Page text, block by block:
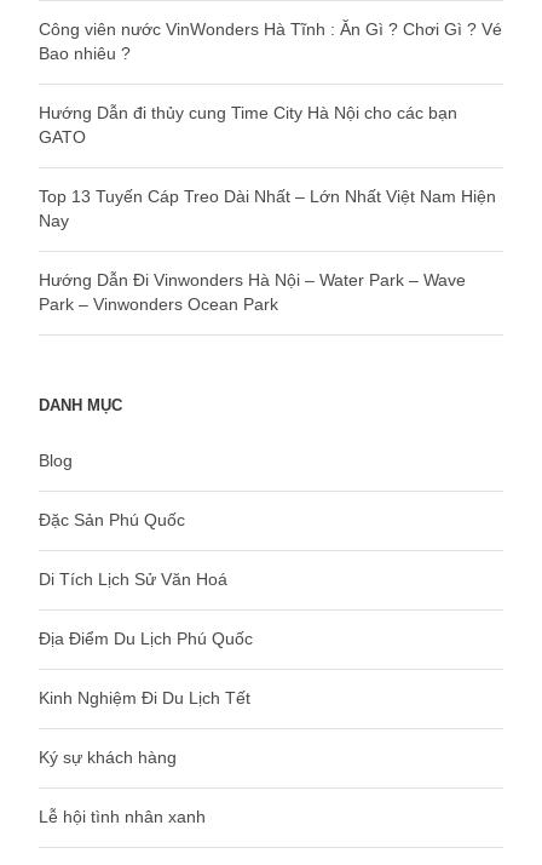
Công viên nước VinWonders Hà Tĩnh : Ăn Gì ? Chơi Gì ? Vé
Bao nhiêu ?
Hướng Dẫn đi thủy cung Time City Hà Nội cho các bạn
GATO
Top 13 Tuyến Cáp Treo Dài Nhất – Lớn Nhất Việt Nam Hiện
Nay
Hướng Dẫn Đi Vinwonders Hà Nội – Water Park – Wave
Park – Vinwonders Ocean Park
DANH MỤC
Blog
Đặc Sản Phú Quốc
Di Tích Lịch Sử Văn Hoá
Địa Điểm Du Lịch Phú Quốc
Kinh Nghiệm Đi Du Lịch Tết
Ký sự khách hàng
Lễ hội tình nhân xanh